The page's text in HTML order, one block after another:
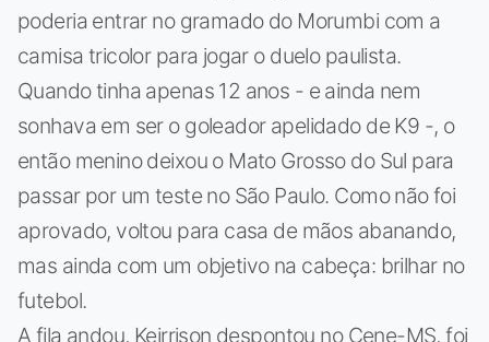
poderia entrar no gramado do Morumbi com a
camisa tricolor para jogar o duelo paulista.
Quando tinha apenas 12 anos - e ainda nem
sonhava em ser o goleador apelidado de K9 -, o
então menino deixou o Mato Grosso do Sul para
passar por um teste no São Paulo. Como não foi
aprovado, voltou para casa de mãos abanando,
mas ainda com um objetivo na cabeça: brilhar no
futebol.
A fila andou, Keirrison despontou no Cene-MS, foi